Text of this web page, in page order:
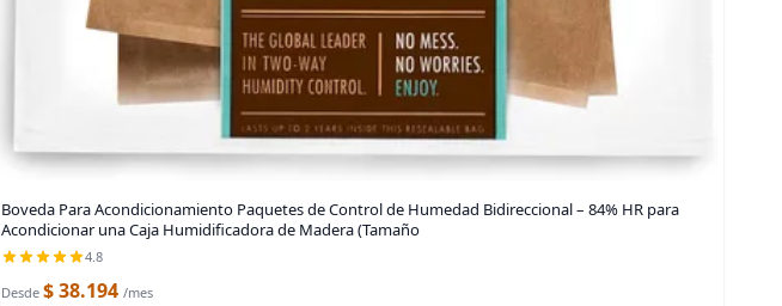
Boveda Para Acondicionamiento Paquetes de Control de Humedad Bidireccional – 84% HR para
Acondicionar una Caja Humidificadora de Madera (Tamaño
4.8
Desde $ 38.194 /mes